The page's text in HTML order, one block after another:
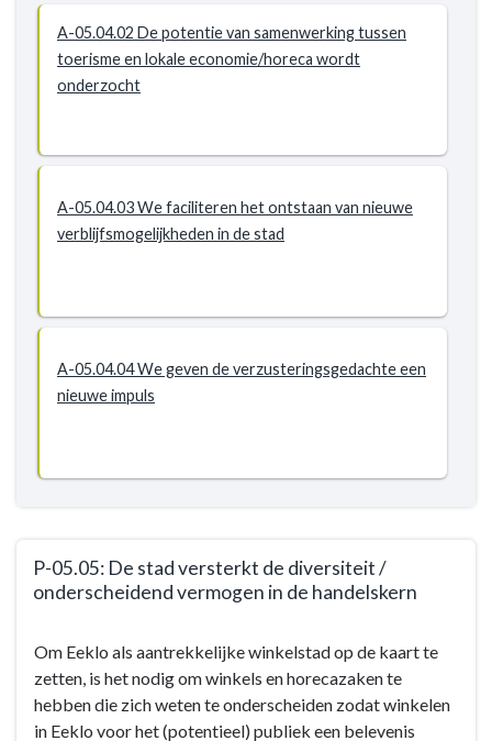
We
zetten
Eeklo
kaart
A-05.04.02 De potentie van samenwerking tussen
toerisme en lokale economie/horeca wordt
onderzocht
A-05.04.03 We faciliteren het ontstaan van nieuwe
verblijfsmogelijkheden in de stad
A-05.04.04 We geven de verzusteringsgedachte een
nieuwe impuls
P-05.05: De stad versterkt de diversiteit /
onderscheidend vermogen in de handelskern
naar
navigatie
Om Eeklo als aantrekkelijke winkelstad op de kaart te
zetten, is het nodig om winkels en horecazaken te
hebben die zich weten te onderscheiden zodat winkelen
in Eeklo voor het (potentieel) publiek een belevenis